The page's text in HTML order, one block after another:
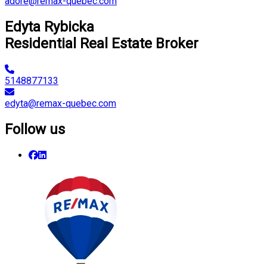
Edyta Rybicka
Residential Real Estate Broker
5148877133
edyta@remax-quebec.com
Follow us